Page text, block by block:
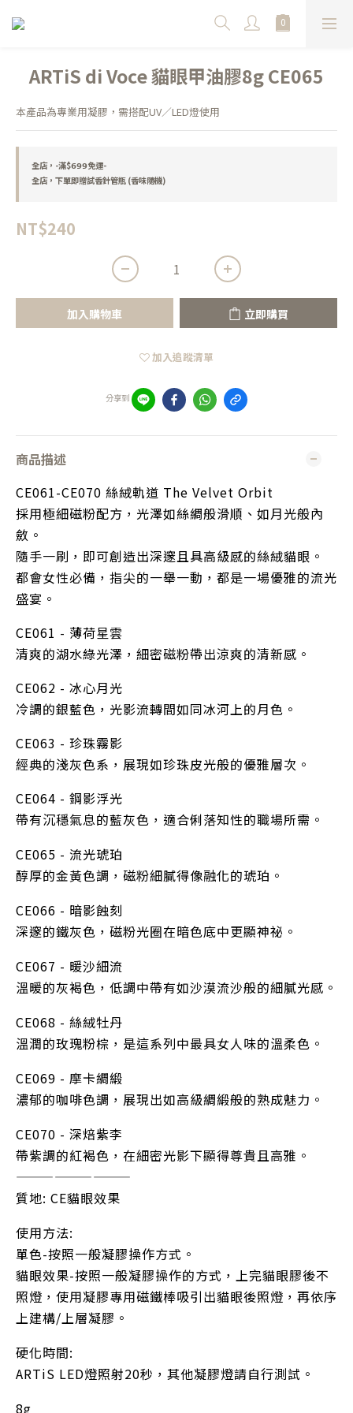
ARTiS di Voce 貓眼甲油膠8g CE065
本產品為專業用凝膠，需搭配UV／LED燈使用
全店，-滿$𝟲𝟵𝟵免運-
全店，下單即贈試香針管瓶 (香味隨機)
NT$240
加入購物車 立即購買
加入追蹤清單
分享到
商品描述
CE061-CE070 絲絨軌道 The Velvet Orbit
採用極細磁粉配方，光澤如絲綢般滑順、如月光般內
斂。
隨手一刷，即可創造出深邃且具高級感的絲絨貓眼。
都會女性必備，指尖的一舉一動，都是一場優雅的流光
盛宴。
CE061 - 薄荷星雲
清爽的湖水綠光澤，細密磁粉帶出涼爽的清新感。
CE062 - 冰心月光
冷調的銀藍色，光影流轉間如同冰河上的月色。
CE063 - 珍珠霧影
經典的淺灰色系，展現如珍珠皮光般的優雅層次。
CE064 - 鋼影浮光
帶有沉穩氣息的藍灰色，適合俐落知性的職場所需。
CE065 - 流光琥珀
醇厚的金黃色調，磁粉細膩得像融化的琥珀。
CE066 - 暗影蝕刻
深邃的鐵灰色，磁粉光圈在暗色底中更顯神祕。
CE067 - 暖沙細流
溫暖的灰褐色，低調中帶有如沙漠流沙般的細膩光感。
CE068 - 絲絨牡丹
溫潤的玫瑰粉棕，是這系列中最具女人味的溫柔色。
CE069 - 摩卡綢緞
濃郁的咖啡色調，展現出如高級綢緞般的熟成魅力。
CE070 - 深焙紫李
帶紫調的紅褐色，在細密光影下顯得尊貴且高雅。
—————————
質地: CE貓眼效果
使用方法:
單色-按照一般凝膠操作方式。
貓眼效果-按照一般凝膠操作的方式，上完貓眼膠後不
照燈，使用凝膠專用磁鐵棒吸引出貓眼後照燈，再依序
上建構/上層凝膠。
硬化時間:
ARTiS LED燈照射20秒，其他凝膠燈請自行測試。
8g